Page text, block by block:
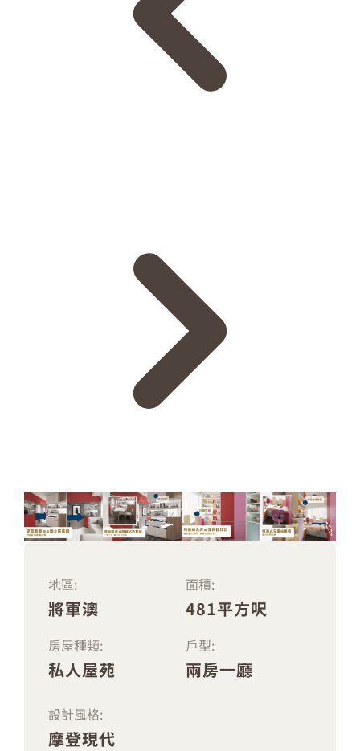
地區:
將軍澳
面積:
481平方呎
房屋種類:
私人屋苑
戶型:
兩房一廳
設計風格:
摩登現代